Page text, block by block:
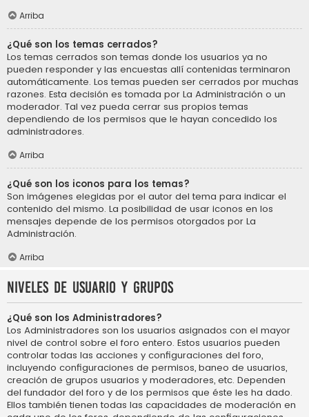
Arriba
¿Qué son los temas cerrados?
Los temas cerrados son temas donde los usuarios ya no
pueden responder y las encuestas allí contenidas terminaron
automáticamente. Los temas pueden ser cerrados por muchas
razones. Esta decisión es tomada por La Administración o un
moderador. Tal vez pueda cerrar sus propios temas
dependiendo de los permisos que le hayan concedido los
administradores.
Arriba
¿Qué son los iconos para los temas?
Son imágenes elegidas por el autor del tema para indicar el
contenido del mismo. La posibilidad de usar iconos en los
mensajes depende de los permisos otorgados por La
Administración.
Arriba
Niveles de usuario y grupos
¿Qué son los Administradores?
Los Administradores son los usuarios asignados con el mayor
nivel de control sobre el foro entero. Estos usuarios pueden
controlar todas las acciones y configuraciones del foro,
incluyendo configuraciones de permisos, baneo de usuarios,
creación de grupos usuarios y moderadores, etc. Dependen
del fundador del foro y de los permisos que éste les ha dado.
Ellos también tienen todas las capacidades de moderación en